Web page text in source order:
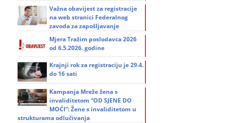
Važna obavijest za registracije
na web stranici Federalnog
zavoda za zapošljavanje
Mjera Tražim poslodavca 2026
od 6.5.2026. godine
Krajnji rok za registraciju je 29.4.
do 16 sati
Kampanja Mreže žena s
invaliditetom “OD SJENE DO
MOĆI”: Žene s invaliditetom u
strukturama odlučivanja